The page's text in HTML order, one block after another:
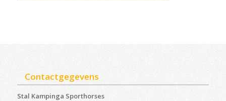
Contactgegevens
Stal Kampinga Sporthorses